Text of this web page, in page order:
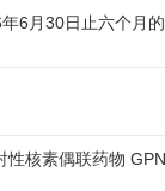
6月30日止六个月
核素偶联药物